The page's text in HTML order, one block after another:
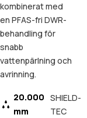
kombinerat med
en PFAS-fri DWR-
behandling för
snabb
vattenpärlning och
avrinning.
20.000
mm
SHIELD-
TEC